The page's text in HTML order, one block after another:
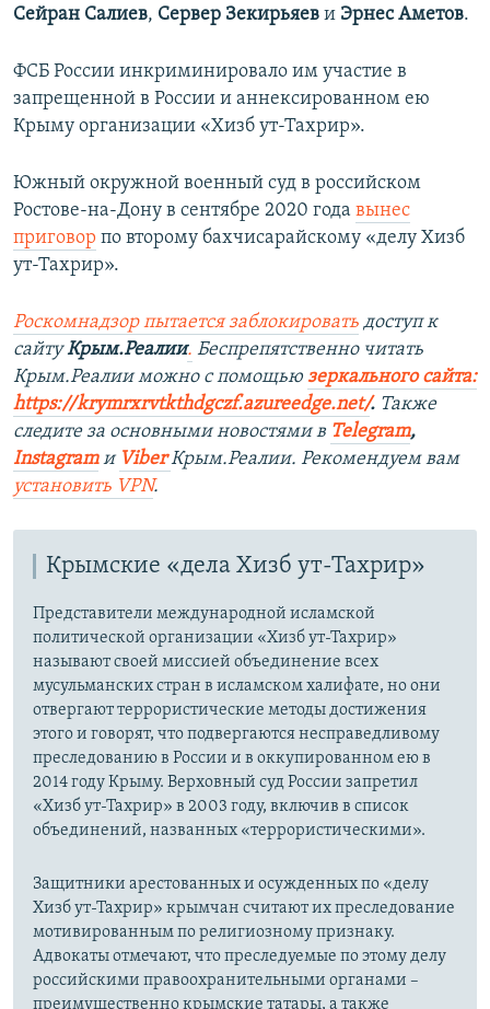
Сейран Салиев, Сервер Зекирьяев и Эрнес Аметов.
ФСБ России инкриминировало им участие в
запрещенной в России и аннексированном ею
Крыму организации «Хизб ут-Тахрир».
Южный окружной военный суд в российском
Ростове-на-Дону в сентябре 2020 года вынес
приговор по второму бахчисарайскому «делу Хизб
ут-Тахрир».
Роскомнадзор пытается заблокировать доступ к
сайтуКрым.Реалии. Беспрепятственно читать
Крым.Реалии можно с помощью зеркального сайта:
https://krymrxrvtkthdgczf.azureedge.net/. ​ Также
следите за основными новостями в Telegram,
Instagram и ViberКрым.Реалии. Рекомендуем вам
установить VPN.
Крымские «дела Хизб ут-Тахрир»
Представители международной исламской
политической организации «Хизб ут-Тахрир»
называют своей миссией объединение всех
мусульманских стран в исламском халифате, но они
отвергают террористические методы достижения
этого и говорят, что подвергаются несправедливому
преследованию в России и в оккупированном ею в
2014 году Крыму. Верховный суд России запретил
«Хизб ут-Тахрир» в 2003 году, включив в список
объединений, названных «террористическими».
Защитники арестованных и осужденных по «делу
Хизб ут-Тахрир» крымчан считают их преследование
мотивированным по религиозному признаку.
Адвокаты отмечают, что преследуемые по этому делу
российскими правоохранительными органами –
преимущественно крымские татары, а также